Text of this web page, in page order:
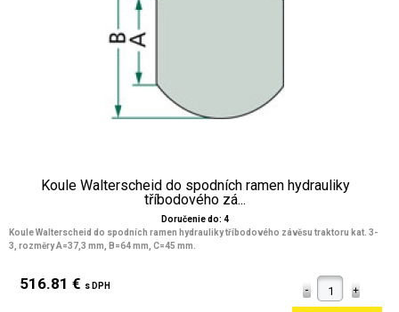
Koule Walterscheid do spodních ramen hydrauliky
tříbodového zá...
Doručenie do: 4
Koule Walterscheid do spodních ramen hydrauliky tříbodového závěsu traktoru kat. 3-
3, rozměry A=37,3 mm, B=64 mm, C=45 mm.
516.81 € s DPH